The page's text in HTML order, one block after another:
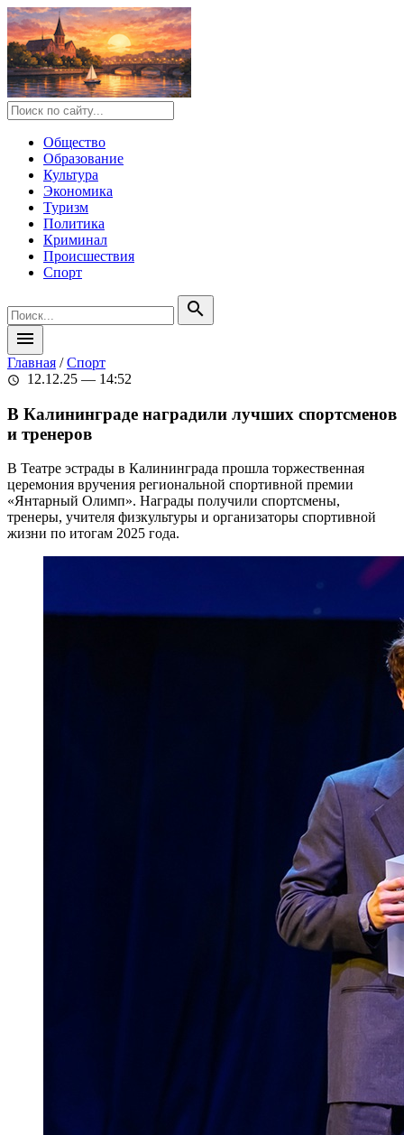
Общество
Образование
Культура
Экономика
Туризм
Политика
Криминал
Происшествия
Спорт
search
menu
Главная /Спорт
schedule 12.12.25 — 14:52
В Калининграде наградили лучших спортсменов
и тренеров
В Театре эстрады в Калининграда прошла торжественная
церемония вручения региональной спортивной премии
«Янтарный Олимп». Награды получили спортсмены,
тренеры, учителя физкультуры и организаторы спортивной
жизни по итогам 2025 года.